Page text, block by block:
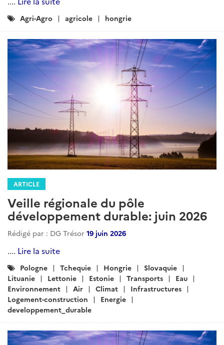
Catégories
Agri-Agro agricole hongrie
ARTICLE
Veille régionale du pôle
développement durable: juin 2026
Rédigé par : DG Trésor 19 juin 2026
.... Lire la suite
Catégories
:
Pologne Tchequie Hongrie
Slovaquie
Lituanie
Lettonie Estonie Transports
Eau
Environnement
Air Climat
Infrastructures
Logement-construction
Energie
developpement_durable